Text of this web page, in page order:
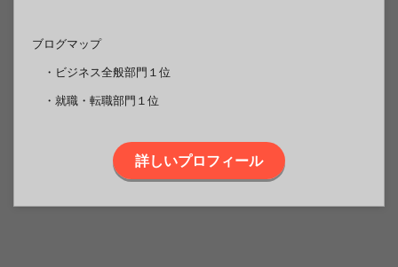
ブログマップ
・ビジネス全般部門１位
・就職・転職部門１位
詳しいプロフィール